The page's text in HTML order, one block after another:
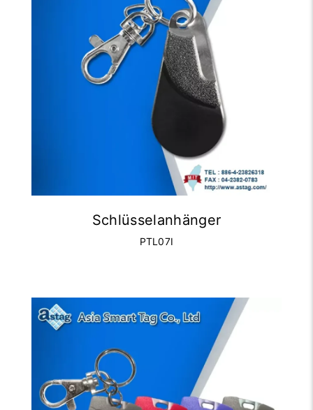
Schlüsselanhänger
PTL07I